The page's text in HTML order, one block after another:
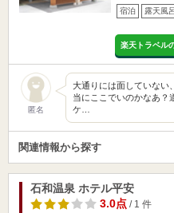
宿泊 露天風
楽天トラベル
匿名
大通りには面していない
当にここでいのかなあ？
ケ…
関連情報から探す
石和温泉 ホテル平安
3.0点/ 1 件